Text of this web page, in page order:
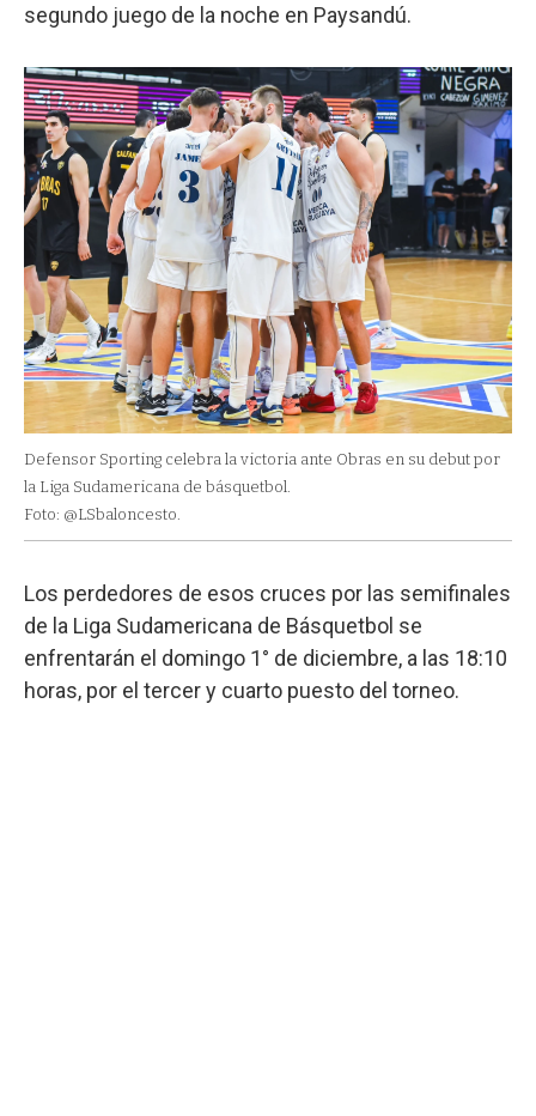
segundo juego de la noche en Paysandú.
Defensor Sporting celebra la victoria ante Obras en su debut por
la Liga Sudamericana de básquetbol.
Foto: @LSbaloncesto.
Los perdedores de esos cruces por las semifinales
de la Liga Sudamericana de Básquetbol se
enfrentarán el domingo 1° de diciembre, a las 18:10
horas, por el tercer y cuarto puesto del torneo.